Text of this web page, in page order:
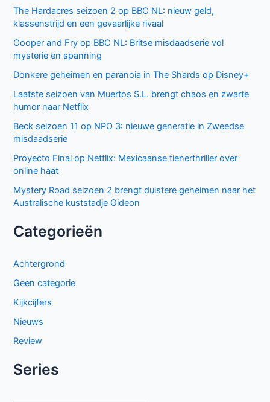
The Hardacres seizoen 2 op BBC NL: nieuw geld,
klassenstrijd en een gevaarlijke rivaal
Cooper and Fry op BBC NL: Britse misdaadserie vol
mysterie en spanning
Donkere geheimen en paranoia in The Shards op Disney+
Laatste seizoen van Muertos S.L. brengt chaos en zwarte
humor naar Netflix
Beck seizoen 11 op NPO 3: nieuwe generatie in Zweedse
misdaadserie
Proyecto Final op Netflix: Mexicaanse tienerthriller over
online haat
Mystery Road seizoen 2 brengt duistere geheimen naar het
Australische kuststadje Gideon
Categorieën
Achtergrond
Geen categorie
Kijkcijfers
Nieuws
Review
Series